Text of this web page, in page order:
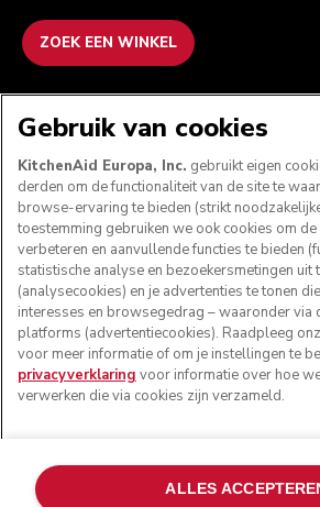
ZOEK EEN WINKEL
VOLG ONS
© KitchenAid 2026 - Alle rechten
KitchenAid en het design van de mixer
Gebruik van cookies
KitchenAid Europa, Inc. gebruikt eigen
derden om de functionaliteit van de site te
browse-ervaring te bieden (strikt
toestemming gebruiken we ook cookies om
verbeteren en aanvullende functies te bieden
statistische analyse en bezoekersmetingen uit
(analysecookies) en je advertenties te tonen
interesses en browsegedrag – waaronder via
platforms (advertentiecookies). Raadpleeg
voor meer informatie of om je instellingen te
privacyverklaring voor informatie over hoe
verwerken die via cookies zijn verzameld.
ALLES